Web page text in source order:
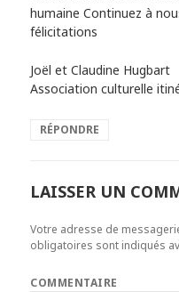
humaine Continuez à
félicitations
Joël et Claudine Hugbart
Association culturelle
RÉPONDRE
LAISSER UN
Votre adresse de
obligatoires sont indiqués
COMMENTAIRE